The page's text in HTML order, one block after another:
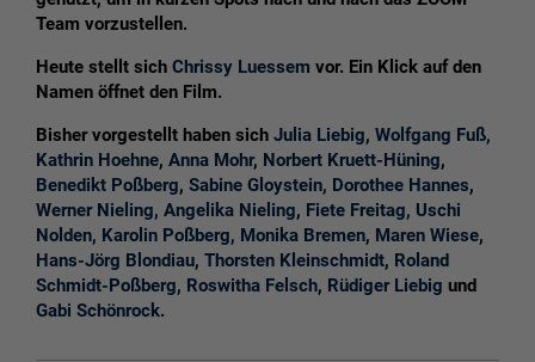
Team vorzustellen.
Heute stellt sich Chrissy Luessem vor. Ein Klick auf den
Namen öffnet den Film.
Bisher vorgestellt haben sich Julia Liebig, Wolfgang Fuß,
Kathrin Hoehne, Anna Mohr, Norbert Kruett-Hüning,
Benedikt Poßberg, Sabine Gloystein, Dorothee Hannes,
Werner Nieling, Angelika Nieling, Fiete Freitag, Uschi
Nolden, Karolin Poßberg, Monika Bremen, Maren Wiese,
Hans-Jörg Blondiau, Thorsten Kleinschmidt, Roland
Schmidt-Poßberg, Roswitha Felsch, Rüdiger Liebig und
Gabi Schönrock.